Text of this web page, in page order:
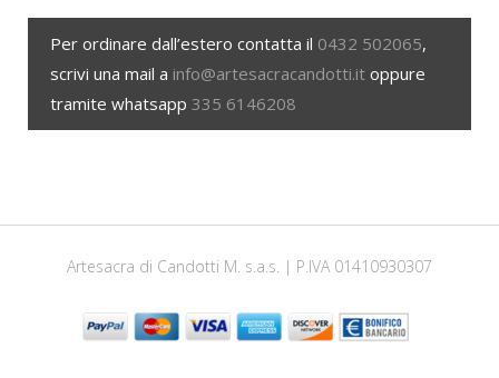
Per ordinare dall’estero contatta il 0432 502065,
scrivi una mail a info@artesacracandotti.it oppure
tramite whatsapp 335 6146208
Artesacra di Candotti M. s.a.s. | P.IVA 01410930307